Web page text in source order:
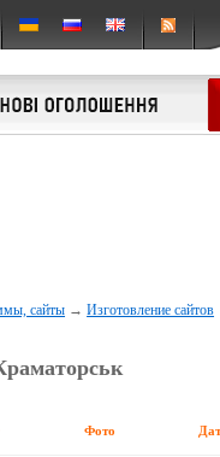
сайты →Изготовление сайтов
Фото